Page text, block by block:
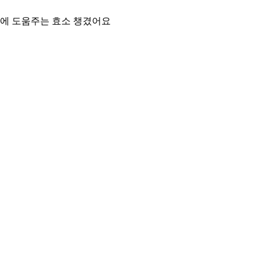
도움주는 효소 챙겼어요